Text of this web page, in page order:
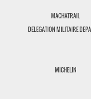
MACHATRAIL
DELEGATION MILITAIRE
MICHELIN